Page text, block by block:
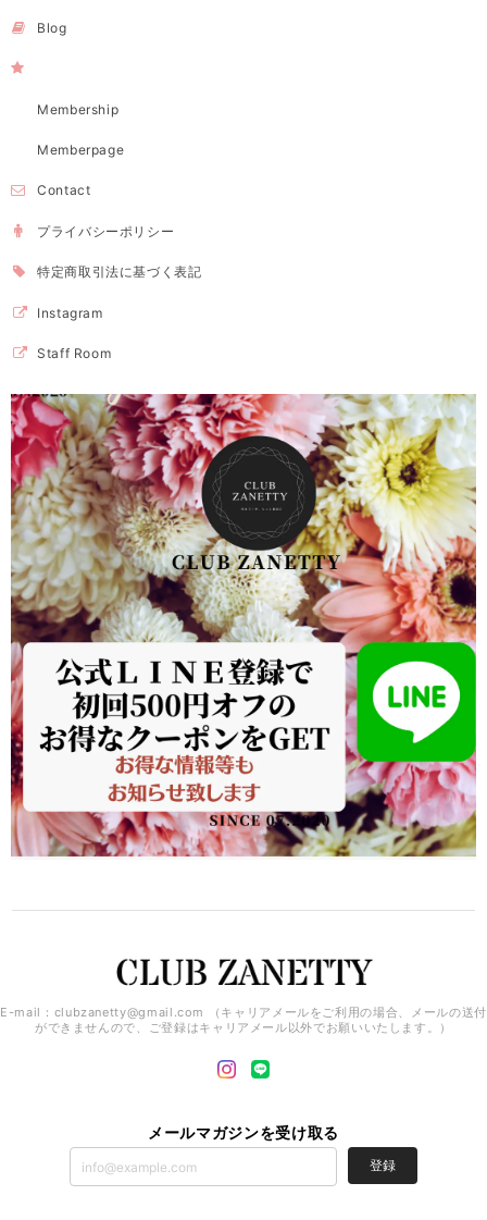
Blog
Membership
Memberpage
Contact
プライバシーポリシー
特定商取引法に基づく表記
Instagram
Staff Room
E-mail： clubzanetty@gmail.com
（キャリアメールをご利用の場合、メールの送付
ができませんので、ご登録はキャリアメール以外でお願いいたします。）
メールマガジンを受け取る
登録